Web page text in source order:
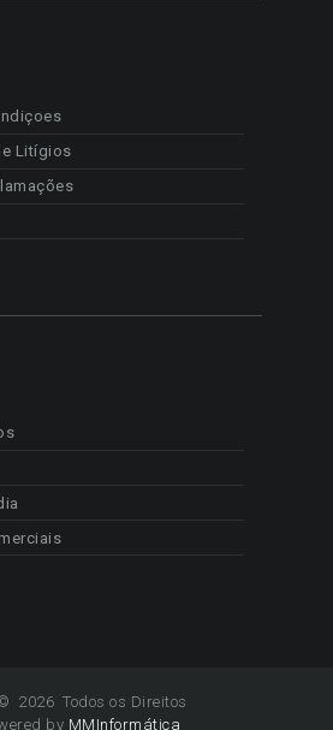
Litígios
2026 Todos os Direitos
by MMInformática